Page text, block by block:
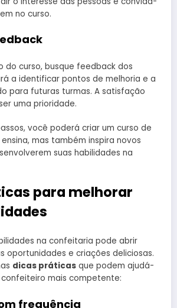
no curso.
do curso, busque feedback dos
a identificar pontos de melhoria e a
para futuras turmas. A satisfação
uma prioridade.
você poderá criar um curso de
mas também inspira novos
suas habilidades na
para melhorar
na confeitaria pode abrir
oportunidades e criações deliciosas.
dicas práticas que podem ajudá-
mais competente:
frequência